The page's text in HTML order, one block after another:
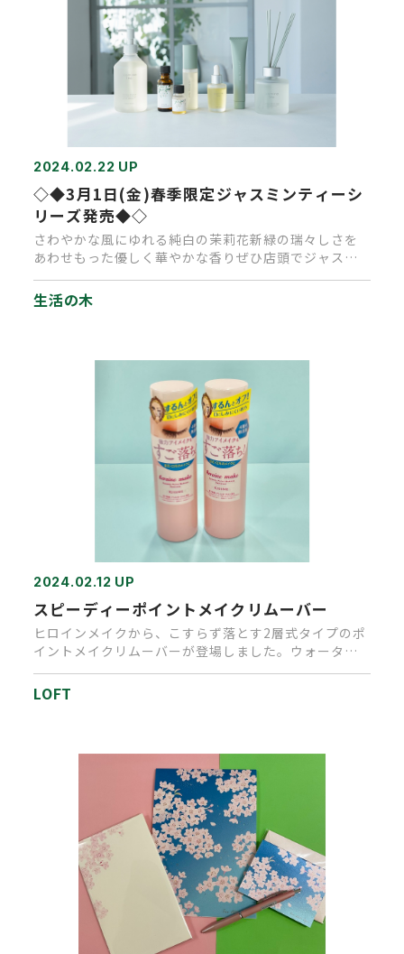
2024.02.22 UP
◇◆3月1日(金)春季限定ジャスミンティーシ
リーズ発売◆◇
さわやかな風にゆれる純白の茉莉花新緑の瑞々しさを
あわせもった優しく華やかな香りぜひ店頭でジャスミ
生活の木
2024.02.12 UP
スピーディーポイントメイクリムーバー
ヒロインメイクから、こすらず落とす2層式タイプのポ
イントメイクリムーバーが登場しました。ウォーター
LOFT